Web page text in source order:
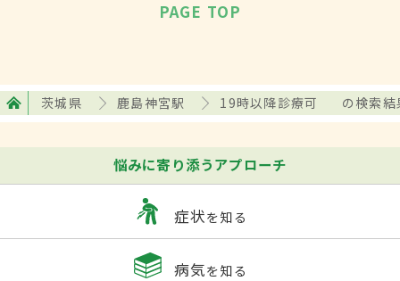
PAGE TOP
茨城県 鹿島神宮駅 19時以降診療可 の検索結
悩みに寄り添うアプローチ
症状を知る
病気を知る